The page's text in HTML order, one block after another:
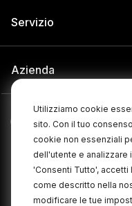
Utilizziamo cookie
sito. Con il tuo
cookie non essenziali
dell'utente e analizzare
'Consenti Tutto',
come descritto nella
modificare le tue
Servizio
Azienda